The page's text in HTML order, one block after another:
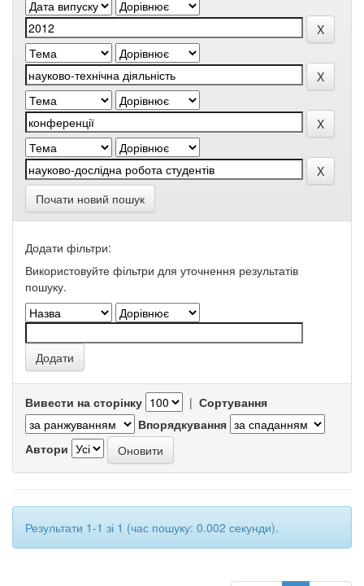
Почати новий пошук
Додати фільтри:
Використовуйте фільтри для уточнення результатів
пошуку.
Вивести на сторінку | Сортування
Впорядкування
Автори
Результати 1-1 зі 1 (час пошуку: 0.002 секунди).